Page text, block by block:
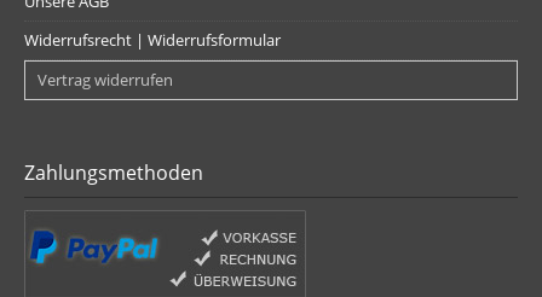
Widerrufsrecht | Widerrufsformular
Vertrag widerrufen
Zahlungsmethoden